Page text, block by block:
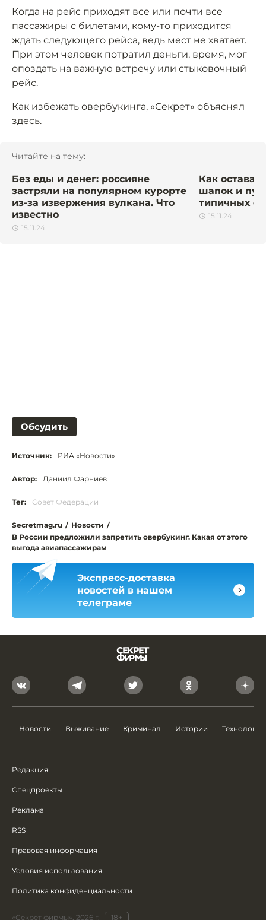
Когда на рейс приходят все или почти все
пассажиры с билетами, кому-то приходится
ждать следующего рейса, ведь мест не хватает.
При этом человек потратил деньги, время, мог
опоздать на важную встречу или стыковочный
рейс.
Как избежать овербукинга, «Секрет» объяснял
здесь.
Читайте на тему:
Без еды и денег: россияне
застряли на популярном курорте
из-за извержения вулкана. Что
известно
15.11.24
Как
шапок и
типичных
15.11.24
Обсудить
Источник: РИА «Новости»
Автор: Даниил Фарниев
Тег: Совет Федерации
Secretmag.ru / Новости /
В России предложили запретить овербукинг. Какая от этого
выгода авиапассажирам
Экспресс-доставка
новостей в нашем
телеграме
Новости Выживание Криминал Истории Технологии
Редакция
Спецпроекты
Реклама
RSS
Правовая информация
Условия использования
Политика конфиденциальности
«Секрет фирмы», 2026 г. 18+